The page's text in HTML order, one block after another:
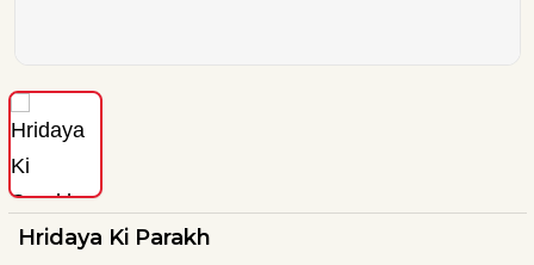
Hridaya Ki Parakh